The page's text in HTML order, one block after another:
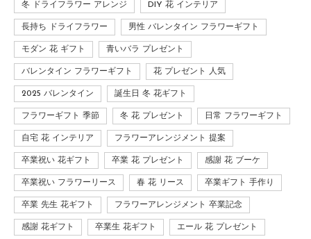
冬 ドライフラワー アレンジ DIY 花 インテリア
長持ち ドライフラワー 男性 バレンタイン フラワーギフト
モダン 花 ギフト 青いバラ プレゼント
バレンタイン フラワーギフト 花 プレゼント 人気
2025 バレンタイン 誕生日 冬 花ギフト
フラワーギフト 季節 冬 花 プレゼント 日常 フラワーギフト
自宅 花 インテリア フラワーアレンジメント 提案
卒業祝い 花ギフト 卒業 花 プレゼント 感謝 花 ブーケ
卒業祝い フラワーリース 春 花 リース 卒業ギフト 手作り
卒業 先生 花ギフト フラワーアレンジメント 卒業記念
感謝 花ギフト 卒業生 花ギフト エール 花 プレゼント